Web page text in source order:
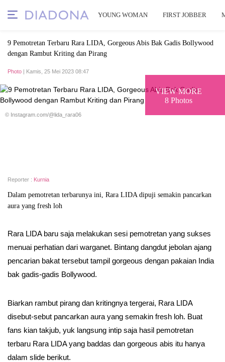
YOUNG WOMAN FIRST JOBBER
9 Pemotretan Terbaru Rara LIDA, Gorgeous Abis Bak Gadis Bollywood
dengan Rambut Kriting dan Pirang
Photo | Kamis, 25 Mei 2023 08:47
VIEW MORE
8 Photos
© Instagram.com/@lida_rara06
Reporter : Kurnia
Dalam pemotretan terbarunya ini, Rara LIDA dipuji semakin pancarkan
aura yang fresh loh
Rara LIDA baru saja melakukan sesi pemotretan yang sukses
menuai perhatian dari warganet. Bintang dangdut jebolan ajang
pencarian bakat tersebut tampil gorgeous dengan pakaian India
bak gadis-gadis Bollywood.
Biarkan rambut pirang dan kritingnya tergerai, Rara LIDA
disebut-sebut pancarkan aura yang semakin fresh loh. Buat
fans kian takjub, yuk langsung intip saja hasil pemotretan
terbaru Rara LIDA yang baddas dan gorgeous abis itu hanya
dalam slide berikut.